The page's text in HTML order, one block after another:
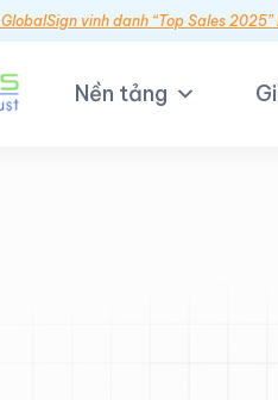
vinh danh “Top Sales 2025”
Nền tảng